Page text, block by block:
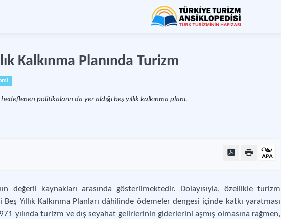
Kalkınma Planında Turizm
politikaların da yer aldığı beş yıllık kalkınma planı.
değerli kaynakları arasında gösterilmektedir. Dolayısıyla, özellikle turizm
Yıllık Kalkınma Planları dâhilinde ödemeler dengesi içinde katkı yaratması
yılında turizm ve dış seyahat gelirlerinin giderlerini aşmış olmasına rağmen,